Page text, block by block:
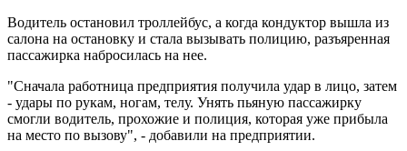
Водитель остановил троллейбус, а когда кондуктор вышла из
салона на остановку и стала вызывать полицию, разъяренная
пассажирка набросилась на нее.
"Сначала работница предприятия получила удар в лицо, затем
- удары по рукам, ногам, телу. Унять пьяную пассажирку
смогли водитель, прохожие и полиция, которая уже прибыла
на место по вызову", - добавили на предприятии.